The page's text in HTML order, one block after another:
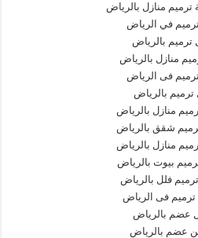
منازل بالرياض
في الرياض
ترميم بالرياض
منازل بالرياض
فى الرياض
بالرياض
منازل بالرياض
شقق بالرياض
منازل بالرياض
بيوت بالرياض
فلل بالرياض
فى الرياض
عضم بالرياض
عضم بالرياض